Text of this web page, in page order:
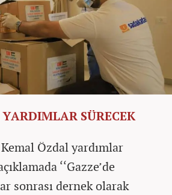
SÜRECEK
Özdal yardımlar
‘‘Gazze’de
sonrası dernek olarak